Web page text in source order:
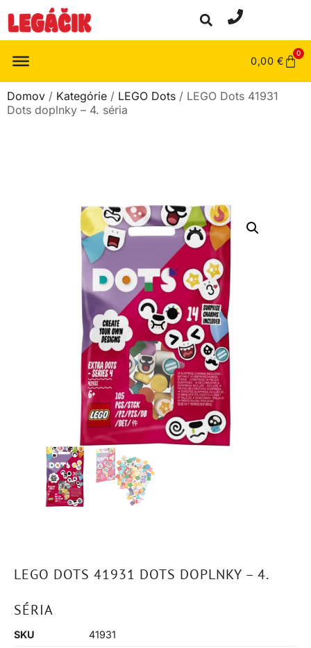
0,00 €
0
Domov / Kategórie / LEGO Dots / LEGO Dots 41931
Dots doplnky – 4. séria
LEGO DOTS 41931 DOTS DOPLNKY – 4.
SÉRIA
SKU
41931